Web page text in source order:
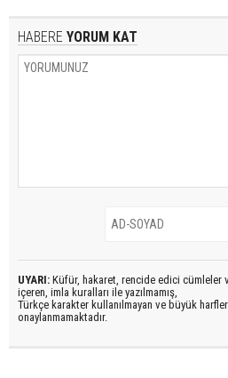
HABERE YORUM KAT
UYARI: Küfür, hakaret, rencide edici cümleler
içeren, imla kuralları ile yazılmamış,
Türkçe karakter kullanılmayan ve büyük
onaylanmamaktadır.